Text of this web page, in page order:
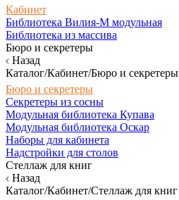
Кабинет
Библиотека Вилия-М модульная
Библиотека из массива
Бюро и секретеры
Назад
Каталог/Кабинет/Бюро и секретеры
Бюро и секретеры
Секретеры из сосны
Модульная библиотека Купава
Модульная библиотека Оскар
Наборы для кабинета
Надстройки для столов
Стеллаж для книг
Назад
Каталог/Кабинет/Стеллаж для книг